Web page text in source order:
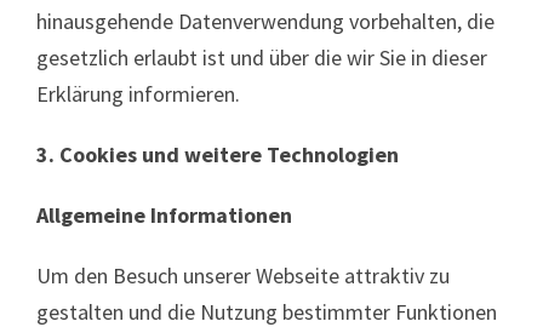
hinausgehende Datenverwendung vorbehalten, die
gesetzlich erlaubt ist und über die wir Sie in dieser
Erklärung informieren.
3. Cookies und weitere Technologien
Allgemeine Informationen
Um den Besuch unserer Webseite attraktiv zu
gestalten und die Nutzung bestimmter Funktionen